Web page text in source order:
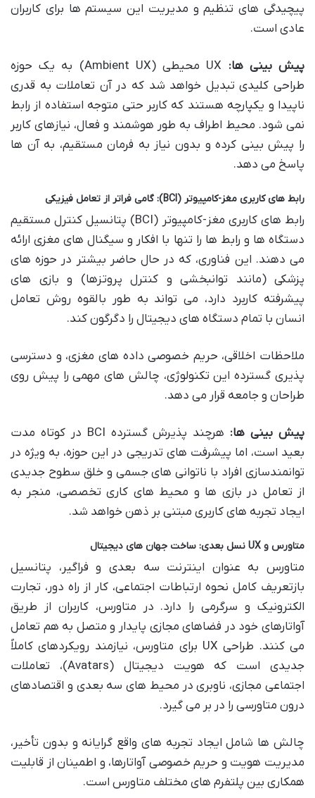
پیچیدگی های تنظیم و مدیریت این سیستم ها برای کاربران
عادی است.
پیش بینی ها:
UX محیطی (Ambient UX) به یک حوزه
طراحی کلیدی تبدیل خواهد شد که در آن تعاملات به قدری
ناپیدا و یکپارچه هستند که کاربر حتی متوجه استفاده از رابط
نمی شود. محیط اطراف به طور هوشمند و فعال، نیازهای کاربر
را پیش بینی کرده و بدون نیاز به فرمان مستقیم، به آن ها
پاسخ می دهد.
رابط های کاربری مغز-کامپیوتر (BCI): گامی فراتر از تعامل فیزیکی
رابط های کاربری مغز-کامپیوتر (BCI) پتانسیل کنترل مستقیم
دستگاه ها و رابط ها را تنها با افکار و سیگنال های مغزی ارائه
می دهند. این فناوری، که در حال حاضر بیشتر در حوزه های
پزشکی (مانند توانبخشی و کنترل پروتزها) و بازی های
پیشرفته کاربرد دارد، می تواند به طور بالقوه روش تعامل
انسان با تمام دستگاه های دیجیتال را دگرگون کند.
ملاحظات اخلاقی، حریم خصوصی داده های مغزی، و دسترسی
پذیری گسترده این تکنولوژی، چالش های مهمی را پیش روی
طراحان و جامعه قرار می دهد.
پیش بینی ها:
هرچند پذیرش گسترده BCI در کوتاه مدت
بعید است، اما پیشرفت های تدریجی در این حوزه، به ویژه در
توانمندسازی افراد با ناتوانی های جسمی و خلق سطوح جدیدی
از تعامل در بازی ها و محیط های کاری تخصصی، منجر به
ایجاد تجربه های کاربری مبتنی بر ذهن خواهد شد.
متاورس و UX نسل بعدی: ساخت جهان های دیجیتال
متاورس به عنوان اینترنت سه بعدی و فراگیر، پتانسیل
بازتعریف کامل نحوه ارتباطات اجتماعی، کار از راه دور، تجارت
الکترونیک و سرگرمی را دارد. در متاورس، کاربران از طریق
آواتارهای خود در فضاهای مجازی پایدار و متصل به هم تعامل
می کنند. طراحی UX برای متاورس، نیازمند رویکردهای کاملاً
جدیدی است که هویت دیجیتال (Avatars)، تعاملات
اجتماعی مجازی، ناوبری در محیط های سه بعدی و اقتصادهای
درون متاورسی را در بر می گیرد.
چالش ها شامل ایجاد تجربه های واقع گرایانه و بدون تأخیر،
مدیریت هویت و حریم خصوصی آواتارها، و اطمینان از قابلیت
همکاری بین پلتفرم های مختلف متاورس است.